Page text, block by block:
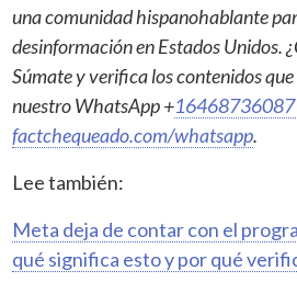
una comunidad hispanohablante
desinformación en Estados Unidos.
Súmate y verifica los contenidos
nuestro WhatsApp +
factchequeado.com/whatsapp.
Lee también:
Meta deja de contar con el
qué significa esto y por qué